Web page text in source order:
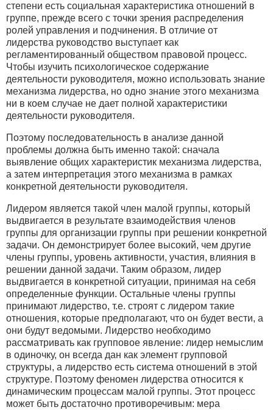
степени есть социальная характеристика отношений в
группе, прежде всего с точки зрения распределения
ролей управления и подчинения. В отличие от
лидерства руководство выступает как
регламентированный обществом правовой процесс.
Чтобы изучить психологическое содержание
деятельности руководителя, можно использовать знание
механизма лидерства, но одно знание этого механизма
ни в коем случае не дает полной характеристики
деятельности руководителя.
Поэтому последовательность в анализе данной
проблемы должна быть именно такой: сначала
выявление общих характеристик механизма лидерства,
а затем интерпретация этого механизма в рамках
конкретной деятельности руководителя.
Лидером является такой член малой группы, который
выдвигается в результате взаимодействия членов
группы для организации группы при решении конкретной
задачи. Он демонстрирует более высокий, чем другие
члены группы, уровень активности, участия, влияния в
решении данной задачи. Таким образом, лидер
выдвигается в конкретной ситуации, принимая на себя
определенные функции. Остальные члены группы
принимают лидерство, т.е. строят с лидером такие
отношения, которые предполагают, что он будет вести, а
они будут ведомыми. Лидерство необходимо
рассматривать как групповое явление: лидер немыслим
в одиночку, он всегда дан как элемент групповой
структуры, а лидерство есть система отношений в этой
структуре. Поэтому феномен лидерства относится к
динамическим процессам малой группы. Этот процесс
может быть достаточно противоречивым: мера